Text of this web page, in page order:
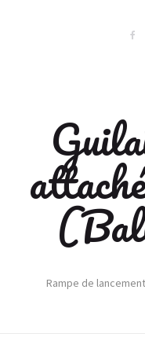
Rampe de